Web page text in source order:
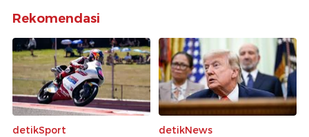
Rekomendasi
detikSport
detikNews